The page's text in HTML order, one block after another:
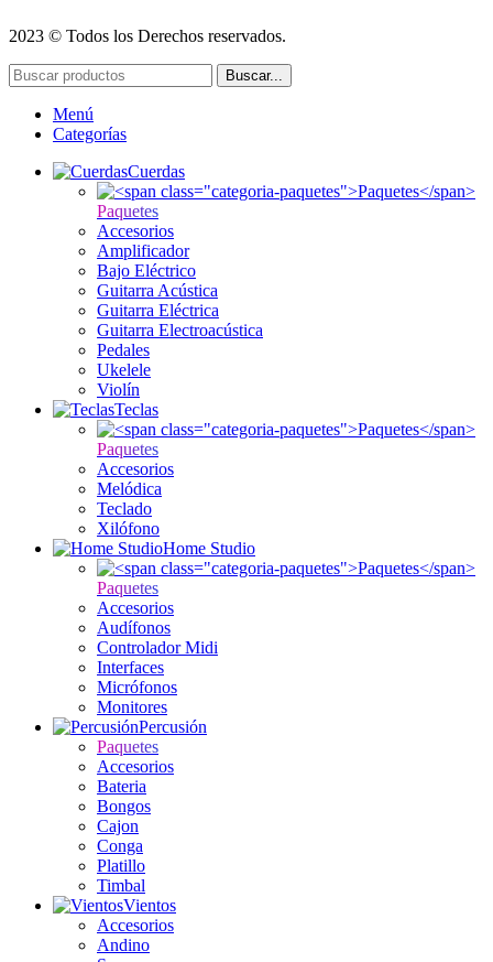
2023 © Todos los Derechos reservados.
Buscar...
Menú
Categorías
Cuerdas
Paquetes
Accesorios
Amplificador
Bajo Eléctrico
Guitarra Acústica
Guitarra Eléctrica
Guitarra Electroacústica
Pedales
Ukelele
Violín
Teclas
Paquetes
Accesorios
Melódica
Teclado
Xilófono
Home Studio
Paquetes
Accesorios
Audífonos
Controlador Midi
Interfaces
Micrófonos
Monitores
Percusión
Paquetes
Accesorios
Bateria
Bongos
Cajon
Conga
Platillo
Timbal
Vientos
Accesorios
Andino